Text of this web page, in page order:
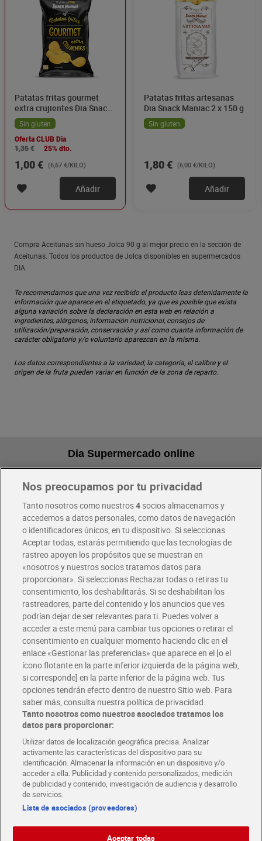
Patatas fritas gourmet
extra crujientes Dia Snack
Maniac 150 g
Sin gluten
Oferta CLUB Dia
1,35 €
25% dto.
1,00 € (6,67 €/KILO)
Añadir
Patatas fritas artesanas
Dia Snack Maniac 2 x 150 g
Sin gluten
1,80 € (6,00 €/KILO)
Añadir
Compra Aceitunas sin hueso Jolca 90 g al mejor precio en la sección de
Aceitunas. Todos los productos de Jolca disponibles en supermercados
DIA.
Te recomendamos que una vez recibido el producto leas detenidamente la
información que aparece en el etiquetado, ya que es posible que exista
alguna variación sobre la declaración en esta web en relación a
ingredientes, alérgenos, información nutricional, consejos de
utilización/preparación, conservación y así como cuanta información de
carácter obligatorio y/o voluntario aparezcan en la misma.
Los datos correspondientes a la variedad, la categoría, el calibre y el
origen de la fruta pueden variar en función de la zona de reparto.
Dia Supermercado online
Pide hoy, recibe hoy
Envío gratis por compras superiores a 100€
Envío estandar por 4,99€
Glovo y Uber Eats
Solicita tu factura de Glovo o Uber Eats
Únete al CLUB Dia
Disfruta las ventajas y ofertas exclusivas.
Descárgate la APP Dia
Folletos y Tiendas
Descubre las mejores ofertas y busca tu tienda más cercana
Tarjeta MaX Dia
Te devuelve hasta 8€/mes de tus compras.
¡Solicita tu tarjeta de crédito aquí!
COMER MEJOR CADA DIA
COLABORA CON DIA ABRE TU TIENDA DIA CORPORATE
Nos preocupamos por tu privacidad
Tanto nosotros como nuestros4socios almacenamos y
accedemos a datos personales, como datos de navegación
o identificadores únicos, en tu dispositivo. Si seleccionas
Aceptar todas, estarás permitiendo que las tecnologías de
rastreo apoyen los propósitos que se muestran en
«nosotros y nuestros socios tratamos datos para
proporcionar». Si seleccionas Rechazar todas o retiras tu
consentimiento, los deshabilitarás. Si se deshabilitan los
rastreadores, parte del contenido y los anuncios que ves
podrían dejar de ser relevantes para ti. Puedes volver a
acceder a este menú para cambiar tus opciones o retirar el
consentimiento en cualquier momento haciendo clic en el
enlace «Gestionar las preferencias» que aparece en el [o el
ícono flotante en la parte inferior izquierda de la página web,
si corresponde] en la parte inferior de la página web. Tus
opciones tendrán efecto dentro de nuestro Sitio web. Para
saber más, consulta nuestra política de privacidad.
Tanto nosotros como nuestros asociados tratamos los
datos para proporcionar:
Utilizar datos de localización geográfica precisa. Analizar
activamente las características del dispositivo para su
identificación. Almacenar la información en un dispositivo y/o
acceder a ella. Publicidad y contenido personalizados, medición
de publicidad y contenido, investigación de audiencia y desarrollo
de servicios.
Lista de asociados (proveedores)
Aceptar todas